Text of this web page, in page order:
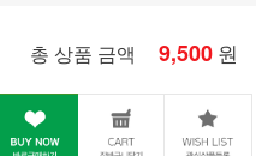
총 상품 금액 9,500 원